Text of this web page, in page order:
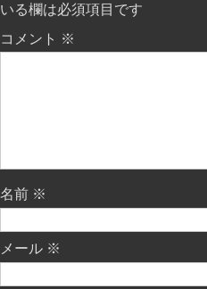
いる欄は必須項目です
コメント ※
名前 ※
メール ※